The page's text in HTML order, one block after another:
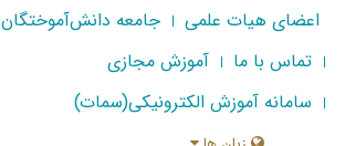
اعضای هیات علمی جامعه دانش‌آموختگان
تماس با ما
آموزش مجازی
سامانه آموزش الکترونیکی(سمات)